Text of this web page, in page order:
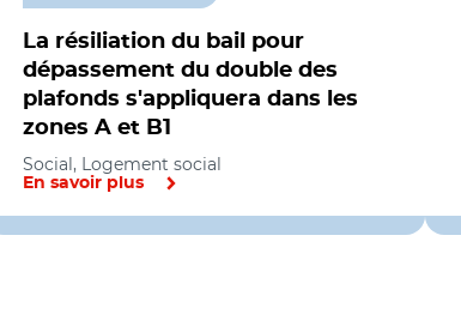
La résiliation du bail pour
dépassement du double des
plafonds s'appliquera dans les
zones A et B1
Social, Logement social
En savoir plus